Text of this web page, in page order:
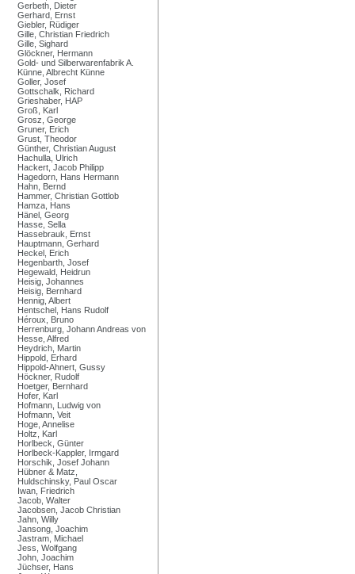
Gerbeth, Dieter
Gerhard, Ernst
Giebler, Rüdiger
Gille, Christian Friedrich
Gille, Sighard
Glöckner, Hermann
Gold- und Silberwarenfabrik A.
Künne, Albrecht Künne
Goller, Josef
Gottschalk, Richard
Grieshaber, HAP
Groß, Karl
Grosz, George
Gruner, Erich
Grust, Theodor
Günther, Christian August
Hachulla, Ulrich
Hackert, Jacob Philipp
Hagedorn, Hans Hermann
Hahn, Bernd
Hammer, Christian Gottlob
Hamza, Hans
Hänel, Georg
Hasse, Sella
Hassebrauk, Ernst
Hauptmann, Gerhard
Heckel, Erich
Hegenbarth, Josef
Hegewald, Heidrun
Heisig, Johannes
Heisig, Bernhard
Hennig, Albert
Hentschel, Hans Rudolf
Héroux, Bruno
Herrenburg, Johann Andreas von
Hesse, Alfred
Heydrich, Martin
Hippold, Erhard
Hippold-Ahnert, Gussy
Höckner, Rudolf
Hoetger, Bernhard
Hofer, Karl
Hofmann, Ludwig von
Hofmann, Veit
Hoge, Annelise
Holtz, Karl
Horlbeck, Günter
Horlbeck-Kappler, Irmgard
Horschik, Josef Johann
Hübner & Matz,
Huldschinsky, Paul Oscar
Iwan, Friedrich
Jacob, Walter
Jacobsen, Jacob Christian
Jahn, Willy
Jansong, Joachim
Jastram, Michael
Jess, Wolfgang
John, Joachim
Jüchser, Hans